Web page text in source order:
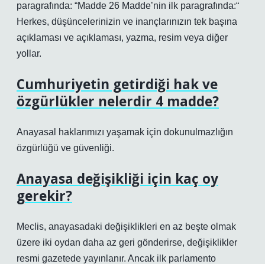
paragrafında: “Madde 26 Madde’nin ilk paragrafında:“
Herkes, düşüncelerinizin ve inançlarınızın tek başına
açıklaması ve açıklaması, yazma, resim veya diğer
yollar.
Cumhuriyetin getirdiği hak ve
özgürlükler nelerdir 4 madde?
Anayasal haklarımızı yaşamak için dokunulmazlığın
özgürlüğü ve güvenliği.
Anayasa değişikliği için kaç oy
gerekir?
Meclis, anayasadaki değişiklikleri en az beşte olmak
üzere iki oydan daha az geri gönderirse, değişiklikler
resmi gazetede yayınlanır. Ancak ilk parlamento